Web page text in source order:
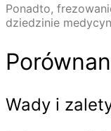
Ponadto,
dziedzinie
Wady i